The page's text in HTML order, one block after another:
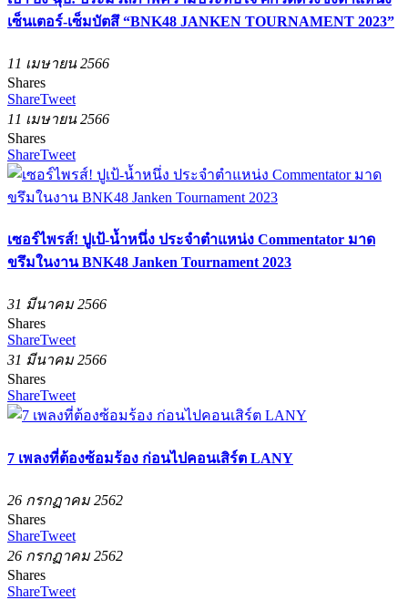
เซ็นเตอร์-เซ็มบัตสึ “BNK48 JANKEN TOURNAMENT 2023”
11 เมษายน 2566
Shares
ShareTweet
11 เมษายน 2566
Shares
ShareTweet
เซอร์ไพรส์! ปูเป้-น้ำหนึ่ง ประจำตำแหน่ง Commentator มาด
ขรึมในงาน BNK48 Janken Tournament 2023
31 มีนาคม 2566
Shares
ShareTweet
31 มีนาคม 2566
Shares
ShareTweet
7 เพลงที่ต้องซ้อมร้อง ก่อนไปคอนเสิร์ต LANY
26 กรกฏาคม 2562
Shares
ShareTweet
26 กรกฏาคม 2562
Shares
ShareTweet